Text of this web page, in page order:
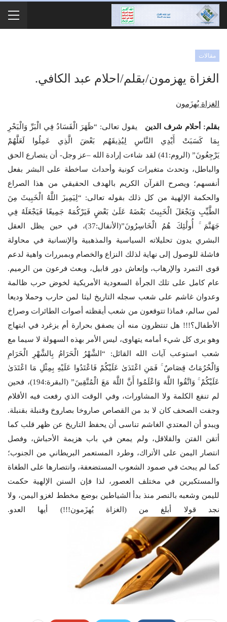
مقالات
الغزاة يهزمون/بقلم/احلام عبد الكافي.
الغزاة يُهزَمون
بقلم: أحلام شرف الدين يقول تعالى: “ظَهَرَ الْفَسَادُ فِي الْبَرِّ وَالْبَحْرِ
بِمَا كَسَبَتْ أَيْدِي النَّاسِ لِيُذِيقَهُم بَعْضَ الَّذِي عَمِلُوا لَعَلَّهُمْ
يَرْجِعُونَ” (الروم:41) لقد شاءت إرادة الله –عز وجل- أن يتصارع الحق
والباطل، وتحدث متغيرات كونية وأحداث ساخطة على البشر بفعل
أنفسهم؛ ويصرح القرآن الكريم بالهدف الحقيقي من هذا الصراع
والحكمة الإلهية من كل ذلك بقوله تعالى: “لِيَمِيزَ اللَّهُ الْخَبِيثَ مِنَ
الطَّيِّبِ وَيَجْعَلَ الْخَبِيثَ بَعْضَهُ عَلَىٰ بَعْضٍ فَيَرْكُمَهُ جَمِيعًا فَيَجْعَلَهُ فِي
جَهَنَّمَ ۚ أُولَٰئِكَ هُمُ الْخَاسِرُونَ”(الأنفال:37)، في حين يظل العقل
البشري يدون تحليلاته السياسية والمذهبية والإنسانية في محاولة
فاشلة للوصول إلى نهاية لذلك النزاع والخصام وبمبررات واهية لدعم
قوى التمرد والإرهاب، وإنعاش دور قابيل، وبعث فرعون من الرميم.
عام كامل على تلك الجرأة السعودية الأمريكية لخوض حرب ظالمة
وعدوان غاشم على شعب سجله التاريخ ليثا لمن حارب وحملا وديعا
لمن سالم، فماذا تتوقعون من شعب أيقظته أصوات الطائرات وصراخ
الأطفال؟!!! هل تنتظرون منه أن يصفق بحرارة أم يزغرد في ابتهاج
وهو يرى كل شيء أمامه يتهاوى، ليس الأمر بهذه السهولة لا سيما مع
شعب استوعب آيات الله القائل: “الشَّهْرُ الْحَرَامُ بِالشَّهْرِ الْحَرَامِ
وَالْحُرُمَاتُ قِصَاصٌ ۚ فَمَنِ اعْتَدَىٰ عَلَيْكُمْ فَاعْتَدُوا عَلَيْهِ بِمِثْلِ مَا اعْتَدَىٰ
عَلَيْكُمْ ۚ وَاتَّقُوا اللَّهَ وَاعْلَمُوا أَنَّ اللَّهَ مَعَ الْمُتَّقِينَ” (البقرة:194)، فحين
لم تنفع الكلمة ولا المشاورات، وفي الوقت الذي رفعت فيه الأقلام
وجفت الصحف كان لا بد من القصاص صاروخا بصاروخ وقنبلة بقنبلة.
ويبدو أن المعتدي الغاشم تناسى أن يحفظ التاريخ عن ظهر قلب كما
أتقن الفتن والقلاقل، ولم يمعن في باب هزيمة الأحباش، وفصل
انتصار اليمن على الأتراك، وطرد المستعمر البريطاني من الجنوب؛
كما لم يبحث في صمود الشعوب المستضعفة، وانتصارها على الطغاة
والمستكبرين في مختلف العصور، لذا فإن السنن الإلهية حكمت
لليمن وشعبه بالنصر منذ بدأ الشياطين بوضع مخطط لغزو اليمن، ولا
نجد قولا أبلغ من (الغزاة يُهزَمون!!!) أيها العدو.